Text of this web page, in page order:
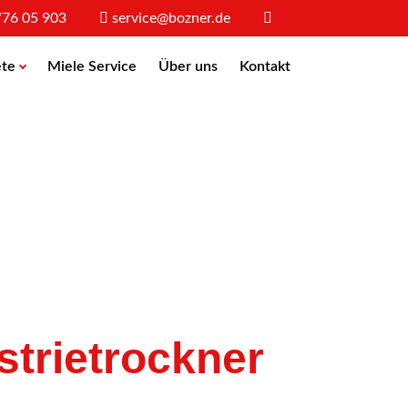
05 903 service@bozner.de
Miele Service Über uns Kontakt